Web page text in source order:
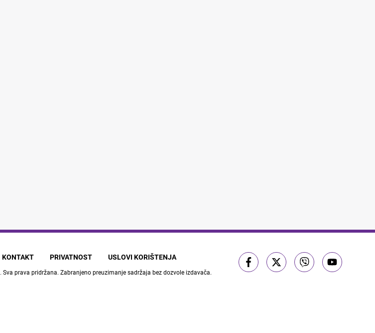
KONTAKT PRIVATNOST USLOVI KORIŠTENJA
. Sva prava pridržana. Zabranjeno preuzimanje sadržaja bez dozvole izdavača.